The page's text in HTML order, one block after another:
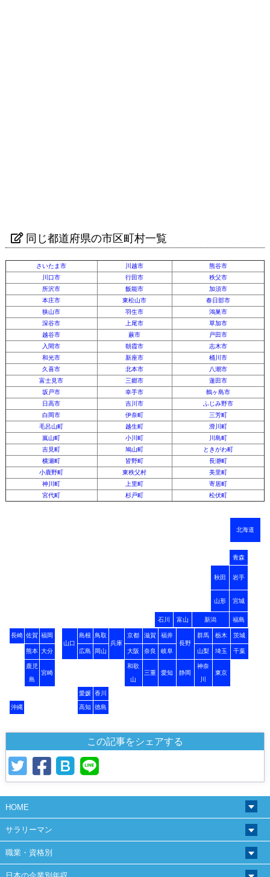
同じ都道府県の市区町村一覧
さいたま市 川越市
熊谷市
川口市
行田市
秩父市
所沢市
飯能市
加須市
本庄市
東松山市
春日部市
狭山市
羽生市
鴻巣市
深谷市
上尾市
草加市
越谷市
蕨市
戸田市
入間市
朝霞市
志木市
和光市
新座市
桶川市
久喜市
北本市
八潮市
富士見市
三郷市
蓮田市
坂戸市
幸手市
鶴ヶ島市
日高市
吉川市
ふじみ野市
白岡市
伊奈町
三芳町
毛呂山町
越生町
滑川町
嵐山町
小川町
川島町
吉見町
鳩山町
ときがわ町
横瀬町
皆野町
長瀞町
小鹿野町
東秩父村
美里町
神川町
上里町
寄居町
宮代町
杉戸町 松伏町
北海道
青森
秋田 岩手
山形 宮城
石川 富山 新潟 福島
長崎 佐賀 福岡
山口
島根
鳥取
兵庫
京都 滋賀
福井
長野
群馬 栃木 茨城
熊本 大分 広島 岡山 大阪 奈良 岐阜 山梨 埼玉 千葉
鹿児
島
宮崎
和歌
山
三重 愛知 静岡
神奈
川
東京
愛媛 香川
沖縄 高知 徳島
この記事をシェアする
HOME
サラリーマン
職業・資格別